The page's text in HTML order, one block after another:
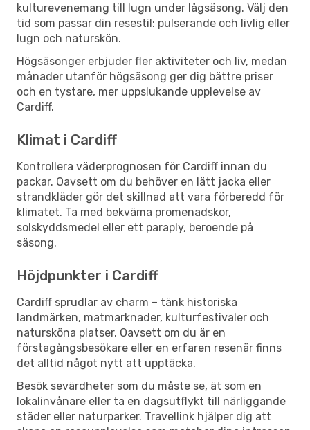
kulturevenemang till lugn under lågsäsong. Välj den
tid som passar din resestil: pulserande och livlig eller
lugn och naturskön.
Högsäsonger erbjuder fler aktiviteter och liv, medan
månader utanför högsäsong ger dig bättre priser
och en tystare, mer uppslukande upplevelse av
Cardiff.
Klimat i Cardiff
Kontrollera väderprognosen för Cardiff innan du
packar. Oavsett om du behöver en lätt jacka eller
strandkläder gör det skillnad att vara förberedd för
klimatet. Ta med bekväma promenadskor,
solskyddsmedel eller ett paraply, beroende på
säsong.
Höjdpunkter i Cardiff
Cardiff sprudlar av charm – tänk historiska
landmärken, matmarknader, kulturfestivaler och
natursköna platser. Oavsett om du är en
förstagångsbesökare eller en erfaren resenär finns
det alltid något nytt att upptäcka.
Besök sevärdheter som du måste se, ät som en
lokalinvånare eller ta en dagsutflykt till närliggande
städer eller naturparker. Travellink hjälper dig att